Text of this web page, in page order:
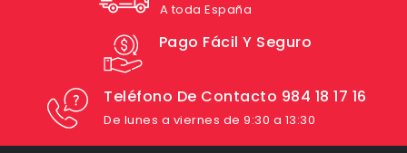
A toda España
Pago Fácil Y Seguro
Teléfono De Contacto 984 18 17 16
De lunes a viernes de 9:30 a 13:30